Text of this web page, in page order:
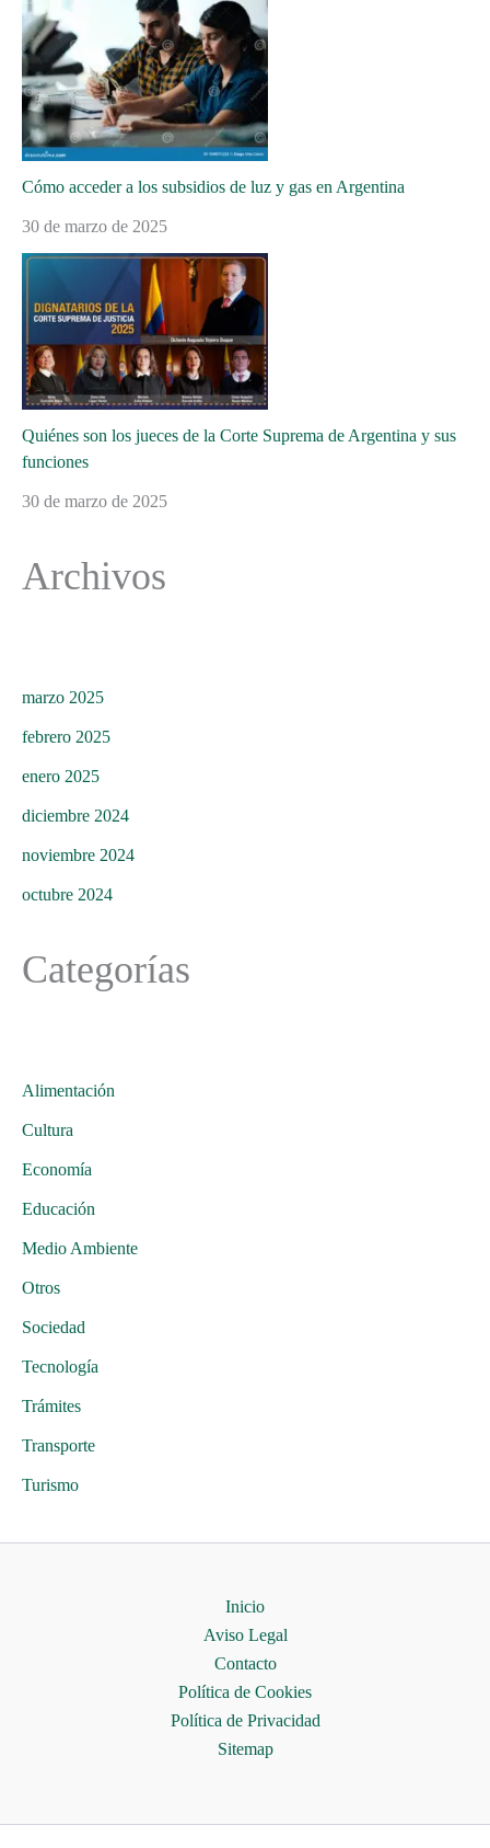
Cómo acceder a los subsidios de luz y gas en Argentina
30 de marzo de 2025
Quiénes son los jueces de la Corte Suprema de Argentina y sus
funciones
30 de marzo de 2025
Archivos
marzo 2025
febrero 2025
enero 2025
diciembre 2024
noviembre 2024
octubre 2024
Categorías
Alimentación
Cultura
Economía
Educación
Medio Ambiente
Otros
Sociedad
Tecnología
Trámites
Transporte
Turismo
Inicio
Aviso Legal
Contacto
Política de Cookies
Política de Privacidad
Sitemap